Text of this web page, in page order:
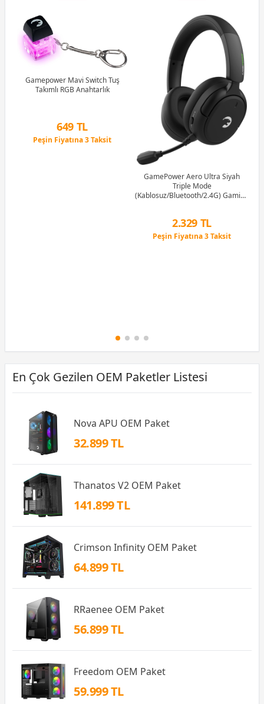
Gamepower Mavi Switch Tuş
Takımlı RGB Anahtarlık
649 TL
Peşin Fiyatına 3 Taksit
GamePower Aero Ultra Siyah
Triple Mode
(Kablosuz/Bluetooth/2.4G) Gaming
2.329 TL
Peşin Fiyatına 3 Taksit
En Çok Gezilen OEM Paketler Listesi
Nova APU OEM Paket
32.899 TL
Thanatos V2 OEM Paket
141.899 TL
Crimson Infinity OEM Paket
64.899 TL
RRaenee OEM Paket
56.899 TL
Freedom OEM Paket
59.999 TL